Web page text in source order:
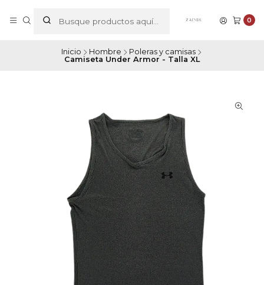
0
Inicio Hombre
Poleras y camisas
Camiseta Under Armor - Talla XL